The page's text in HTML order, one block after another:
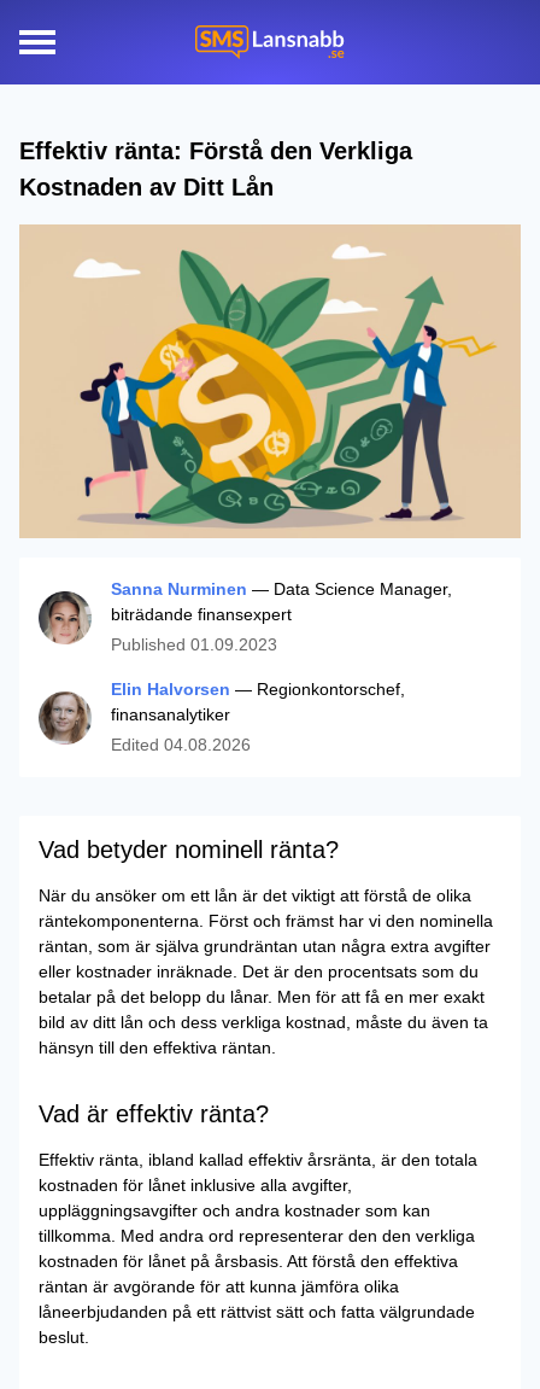
Effektiv ränta: Förstå den Verkliga
Kostnaden av Ditt Lån
Sanna Nurminen — Data Science Manager,
biträdande finansexpert
Published 01.09.2023
Elin Halvorsen — Regionkontorschef,
finansanalytiker
Edited 04.08.2026
Vad betyder nominell ränta?
När du ansöker om ett lån är det viktigt att förstå de olika
räntekomponenterna. Först och främst har vi den nominella
räntan, som är själva grundräntan utan några extra avgifter
eller kostnader inräknade. Det är den procentsats som du
betalar på det belopp du lånar. Men för att få en mer exakt
bild av ditt lån och dess verkliga kostnad, måste du även ta
hänsyn till den effektiva räntan.
Vad är effektiv ränta?
Effektiv ränta, ibland kallad effektiv årsränta, är den totala
kostnaden för lånet inklusive alla avgifter,
uppläggningsavgifter och andra kostnader som kan
tillkomma. Med andra ord representerar den den verkliga
kostnaden för lånet på årsbasis. Att förstå den effektiva
räntan är avgörande för att kunna jämföra olika
låneerbjudanden på ett rättvist sätt och fatta välgrundade
beslut.